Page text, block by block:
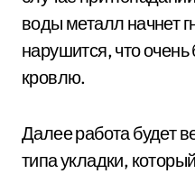
воды металл начнет
нарушится, что
кровлю.
Далее работа будет
типа укладки,